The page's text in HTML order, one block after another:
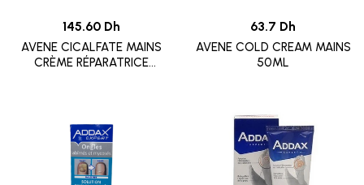
145.60 Dh
AVENE CICALFATE MAINS
CRÈME RÉPARATRICE
63.7 Dh
AVENE COLD CREAM MAINS
50ML